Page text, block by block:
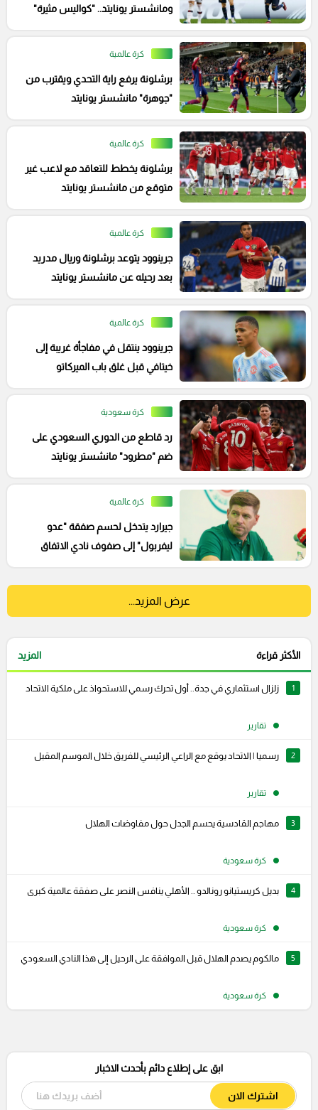
ومانشستر يونايتد.. "كواليس مثيرة"
كرة عالمية
برشلونة يرفع راية التحدي ويقترب من
"جوهرة" مانشستر يونايتد
كرة عالمية
برشلونة يخطط للتعاقد مع لاعب غير
متوقع من مانشستر يونايتد
كرة عالمية
جرينوود يتوعد برشلونة وريال مدريد
بعد رحيله عن مانشستر يونايتد
كرة عالمية
جرينوود ينتقل في مفاجأة غريبة إلى
خيتافي قبل غلق باب الميركاتو
كرة سعودية
رد قاطع من الدوري السعودي على
ضم "مطرود" مانشستر يونايتد
كرة عالمية
جيرارد يتدخل لحسم صفقة "عدو
ليفربول" إلى صفوف نادي الاتفاق
عرض المزيد...
الأكثر قراءة المزيد
1 زلزال استثماري في جدة.. أول تحرك رسمي للاستحواذ على ملكية الاتحاد
تقارير
2 رسميا | الاتحاد يوقع مع الراعي الرئيسي للفريق خلال الموسم المقبل
تقارير
3 مهاجم القادسية يحسم الجدل حول مفاوضات الهلال
كرة سعودية
4 بديل كريستيانو رونالدو .. الأهلي ينافس النصر على صفقة عالمية كبرى
كرة سعودية
5 مالكوم يصدم الهلال قبل الموافقة على الرحيل إلى هذا النادي السعودي
كرة سعودية
ابق على إطلاع دائم بأحدث الاخبار
اشترك الان